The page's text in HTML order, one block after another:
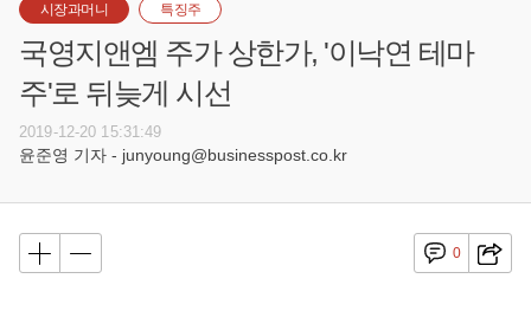
시장과머니 특징주
국영지앤엠 주가 상한가, '이낙연 테마
주'로 뒤늦게 시선
2019-12-20 15:31:49
윤준영 기자 - junyoung@businesspost.co.kr
0